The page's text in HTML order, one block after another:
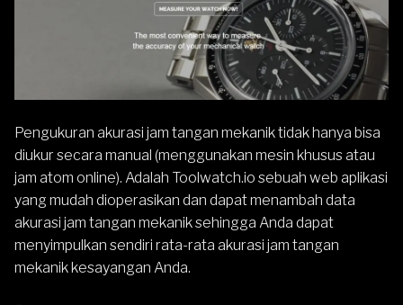
Pengukuran akurasi jam tangan mekanik tidak hanya bisa
diukur secara manual (menggunakan mesin khusus atau
jam atom online). Adalah Toolwatch.io sebuah web aplikasi
yang mudah dioperasikan dan dapat menambah data
akurasi jam tangan mekanik sehingga Anda dapat
menyimpulkan sendiri rata-rata akurasi jam tangan
mekanik kesayangan Anda.